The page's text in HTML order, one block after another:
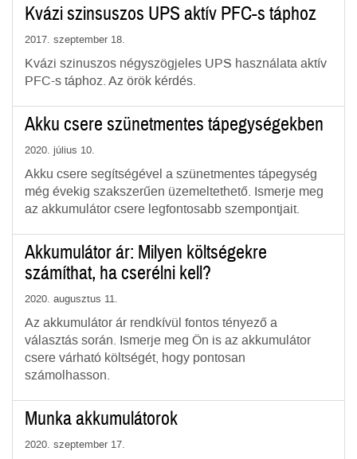
Kvázi szinsuszos UPS aktív PFC-s táphoz
2017. szeptember 18.
Kvázi szinuszos négyszögjeles UPS használata aktív
PFC-s táphoz. Az örök kérdés.
Akku csere szünetmentes tápegységekben
2020. július 10.
Akku csere segítségével a szünetmentes tápegység
még évekig szakszerűen üzemeltethető. Ismerje meg
az akkumulátor csere legfontosabb szempontjait.
Akkumulátor ár: Milyen költségekre
számíthat, ha cserélni kell?
2020. augusztus 11.
Az akkumulátor ár rendkívül fontos tényező a
választás során. Ismerje meg Ön is az akkumulátor
csere várható költségét, hogy pontosan
számolhasson.
Munka akkumulátorok
2020. szeptember 17.